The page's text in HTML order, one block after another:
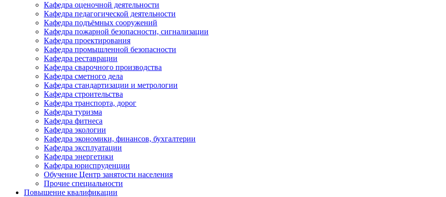
Кафедра оценочной деятельности
Кафедра педагогической деятельности
Кафедра подъёмных сооружений
Кафедра пожарной безопасности, сигнализации
Кафедра проектирования
Кафедра промышленной безопасности
Кафедра реставрации
Кафедра сварочного производства
Кафедра сметного дела
Кафедра стандартизации и метрологии
Кафедра строительства
Кафедра транспорта, дорог
Кафедра туризма
Кафедра фитнеса
Кафедра экологии
Кафедра экономики, финансов, бухгалтерии
Кафедра эксплуатации
Кафедра энергетики
Кафедра юриспруденции
Обучение Центр занятости населения
Прочие специальности
Повышение квалификации